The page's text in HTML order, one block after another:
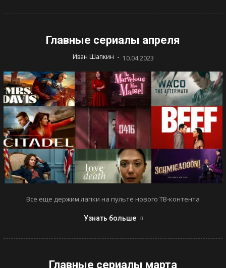
Главные сериалы апреля
Иван Шапкин - 10.04.2023
Все еще держим лапки на пульте нового ТВ-контента
Узнать больше
Главные сериалы марта